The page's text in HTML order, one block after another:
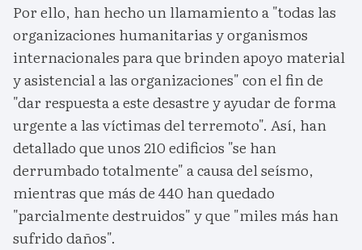
Por ello, han hecho un llamamiento a "todas las
organizaciones humanitarias y organismos
internacionales para que brinden apoyo material
y asistencial a las organizaciones" con el fin de
"dar respuesta a este desastre y ayudar de forma
urgente a las víctimas del terremoto". Así, han
detallado que unos 210 edificios "se han
derrumbado totalmente" a causa del seísmo,
mientras que más de 440 han quedado
"parcialmente destruidos" y que "miles más han
sufrido daños".